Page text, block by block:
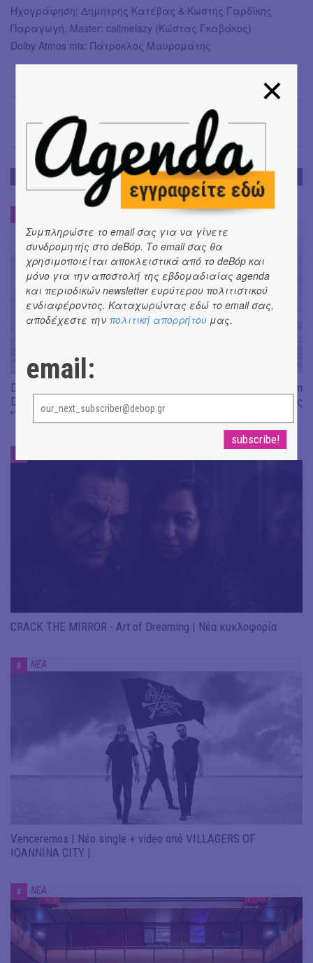
Ηχογράφηση: Δημήτρης Κατέβας & Κωστής Γαρδίκης
Παραγωγή, Master: callmelazy (Κώστας Γκαβάκος)
Dolby Atmos mix: Πάτροκλος Μαυρομάτης
Μαρία Σπανουδάκη
ΝΕΑ
Don't Let Me Be Misunderstood | Alexandros Livitsanos, Willem
Dafoe, Czech Studio Orchestra | Από το soundtrack της ταινίας
"The Birthday Party"
CRACK THE MIRROR - Art of Dreaming | Νέα κυκλοφορία
# ΝΕΑ
Venceremos | Νέο single + video από VILLAGERS OF
IOANNINA CITY |
# ΝΕΑ
Συμπληρώστε το email σας για να γίνετε
συνδρομητής στο deBόp. Το email σας θα
χρησιμοποιείται αποκλειστικά από το deBόp και
μόνο για την αποστολή της εβδομαδιαίας agenda
και περιοδικών newsletter ευρύτερου πολιτιστικού
ενδιαφέροντος. Καταχωρώντας εδώ το email σας,
αποδέχεστε την πολιτική απορρήτου μας.
email: